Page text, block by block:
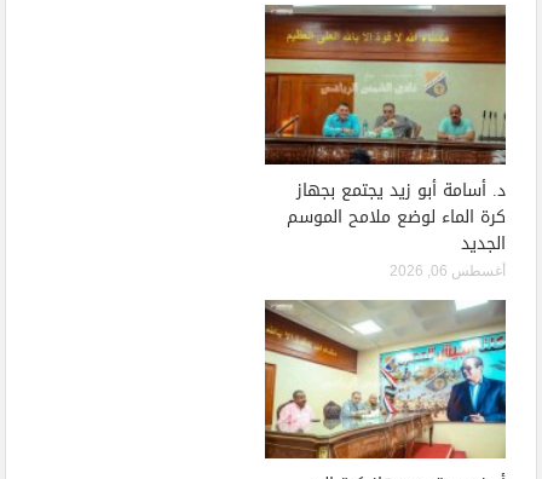
د. أسامة أبو زيد يجتمع بجهاز
كرة الماء لوضع ملامح الموسم
الجديد
أغسطس 06, 2026